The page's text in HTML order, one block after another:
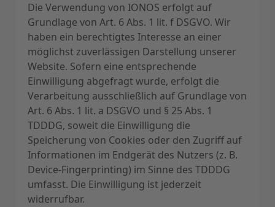
Die Verwendung von IONOS erfolgt auf
Grundlage von Art. 6 Abs. 1 lit. f DSGVO. Wir
haben ein berechtigtes Interesse an einer
möglichst zuverlässigen Darstellung unserer
Website. Sofern eine entsprechende
Einwilligung abgefragt wurde, erfolgt die
Verarbeitung ausschließlich auf Grundlage von
Art. 6 Abs. 1 lit. a DSGVO und § 25 Abs. 1
TDDDG, soweit die Einwilligung die
Speicherung von Cookies oder den Zugriff auf
Informationen im Endgerät des Nutzers (z. B.
Device-Fingerprinting) im Sinne des TDDDG
umfasst. Die Einwilligung ist jederzeit
widerrufbar.